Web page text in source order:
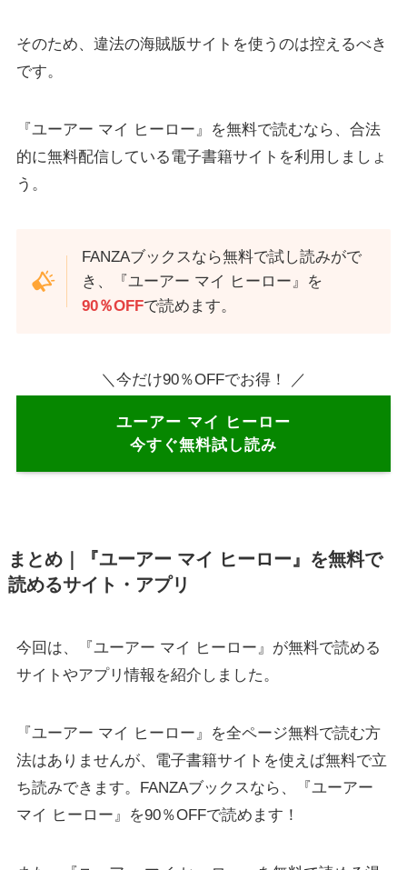
そのため、違法の海賊版サイトを使うのは控えるべき
です。
『ユーアー マイ ヒーロー』を無料で読むなら、合法
的に無料配信している電子書籍サイトを利用しましょ
う。
FANZAブックスなら無料で試し読みがで
き、『ユーアー マイ ヒーロー』を
90％OFFで読めます。
＼今だけ90％OFFでお得！ ／
ユーアー マイ ヒーロー
今すぐ無料試し読み
まとめ｜『ユーアー マイ ヒーロー』を無料で
読めるサイト・アプリ
今回は、『ユーアー マイ ヒーロー』が無料で読める
サイトやアプリ情報を紹介しました。
『ユーアー マイ ヒーロー』を全ページ無料で読む方
法はありませんが、電子書籍サイトを使えば無料で立
ち読みできます。FANZAブックスなら、『ユーアー
マイ ヒーロー』を90％OFFで読めます！